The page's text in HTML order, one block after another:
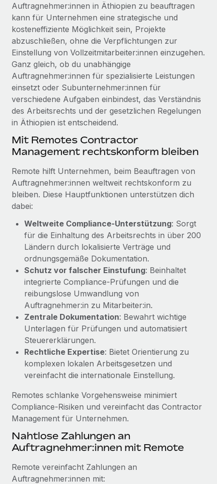
DIENSTLEISTUNGEN
Frag unsere Expert:innen
Hilfe von Expert:innen für globale HR & Compliance
Background-Checks
Einfacheres Bewerber:innen-Screening
Compliance Watchtower
Lückenlose Compliance
Geräteverwaltung
Globale Bereitstellung und Verfolgung von IT-
Geräten
Gründung von Niederlassungen
Schnelle, rechtssichere Gründung von
Niederlassungen
Mühelose Relocation von Mitarbeiter:innen
Benefits
Mühelose Verwaltung von Benefits
Remote Build
Demnächst verfügbar
Beratung zu Integrationen und KI-Automatisierung
FALLSTUDIEN
So hat der KI-Vorreiter Weaviate sein Team mit
Remote um 120 % vergrößert
Weaviate auf einen Blick Weaviate entwickelt KI-basierte
Open-Source-Infrastrukturen. Das...
Mehr erfahren
Strategische Partnerschaft zwischen
Reverse Tech und Remote für Contractor
Management und Payroll
Reverse Tech auf einen Blick Das Gesundheits- und
Mehr erfahren
Informationen zu Gehältern und Qualifikationen
Insights Center
Hol dir Unterstützung
Alle Ressourcen anzeigen
BLOG
Globale Payroll
EOR und PEO
Contractor Management
Den Blog erkunden
Neues zu Remote-Produkten: Integration mit
Gusto und Zero und Contractor Management
Plus
Auch im neuen Jahr wollen wir bei Remote Unternehmen
aller Größen dabei unterstützen, die beste...
Mehr erfahren
Wie Phiture 55 Mitarbeiter:innen in 19 Ländern
mit Remote verwaltet
Phiture ist der unumstrittene Marktführer im Bereich der
Mehr erfahren
Auftragnehmer:innen in Äthiopien zu beauftragen
kann für Unternehmen eine strategische und
kosteneffiziente Möglichkeit sein, Projekte
abzuschließen, ohne die Verpflichtungen zur
Einstellung von Vollzeitmitarbeiter:innen einzugehen.
Ganz gleich, ob du unabhängige
Auftragnehmer:innen für spezialisierte Leistungen
einsetzt oder Subunternehmer:innen für
verschiedene Aufgaben einbindest, das Verständnis
des Arbeitsrechts und der gesetzlichen Regelungen
in Äthiopien ist entscheidend.
Mit Remotes Contractor
Management rechtskonform bleiben
Remote hilft Unternehmen, beim Beauftragen von
Auftragnehmer:innen weltweit rechtskonform zu
bleiben. Diese Hauptfunktionen unterstützen dich
dabei:
Weltweite Compliance-Unterstützung: Sorgt
für die Einhaltung des Arbeitsrechts in über 200
Ländern durch lokalisierte Verträge und
ordnungsgemäße Dokumentation.
Schutz vor falscher Einstufung: Beinhaltet
integrierte Compliance‑Prüfungen und die
reibungslose Umwandlung von
Auftragnehmer:in zu Mitarbeiter:in.
Zentrale Dokumentation: Bewahrt wichtige
Unterlagen für Prüfungen und automatisiert
Steuererklärungen.
Rechtliche Expertise: Bietet Orientierung zu
komplexen lokalen Arbeitsgesetzen und
vereinfacht die internationale Einstellung.
Remotes schlanke Vorgehensweise minimiert
Compliance‑Risiken und vereinfacht das Contractor
Management für Unternehmen.
Nahtlose Zahlungen an
Auftragnehmer:innen mit Remote
Remote vereinfacht Zahlungen an
Auftragnehmer:innen mit: